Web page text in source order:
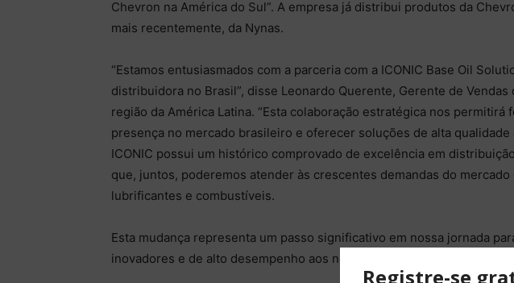
Chevron na América do Sul”. A empresa já distribui produtos da
mais recentemente, da Nynas.
“Estamos entusiasmados com a parceria com a ICONIC Base Oil
distribuidora no Brasil”, disse Leonardo Querente, Gerente de Vendas
região da América Latina. “Esta colaboração estratégica nos permitirá
presença no mercado brasileiro e oferecer soluções de alta
ICONIC possui um histórico comprovado de excelência em
que, juntos, poderemos atender às crescentes demandas do mercado
lubrificantes e combustíveis.
Esta mudança representa um passo significativo em nossa jornada
inovadores e de alto desempenho aos nossos clientes na América